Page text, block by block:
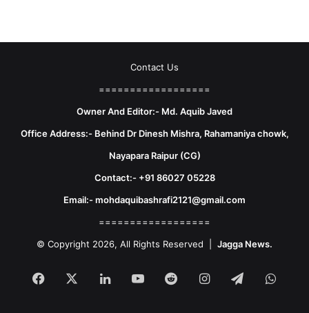
Contact Us
==================
Owner And Editor:- Md. Aquib Javed
Office Address:- Behind Dr Dinesh Mishra, Rahamaniya chowk,
Nayapara Raipur (CG)
Contact:- +91 86027 05228
Email:- mohdaquibashrafi2121@gmail.com
==================
© Copyright 2026, All Rights Reserved | Jagga News.
Facebook LinkedInYouTubeRedditInstagram
Telegram